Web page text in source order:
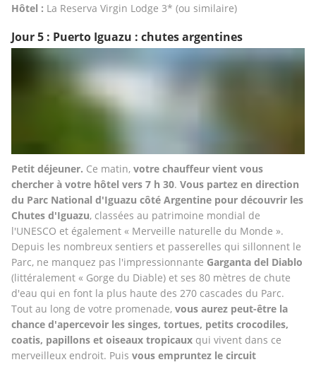
Hôtel : La Reserva Virgin Lodge 3* (ou similaire)
Jour 5 : Puerto Iguazu : chutes argentines
Petit déjeuner. Ce matin, votre chauffeur vient vous
chercher à votre hôtel vers 7 h 30. Vous partez en direction
du Parc National d'Iguazu côté Argentine pour découvrir les
Chutes d'Iguazu, classées au patrimoine mondial de
l'UNESCO et également « Merveille naturelle du Monde ».
Depuis les nombreux sentiers et passerelles qui sillonnent le
Parc, ne manquez pas l'impressionnante Garganta del Diablo
(littéralement « Gorge du Diable) et ses 80 mètres de chute
d'eau qui en font la plus haute des 270 cascades du Parc.
Tout au long de votre promenade, vous aurez peut-être la
chance d'apercevoir les singes, tortues, petits crocodiles,
coatis, papillons et oiseaux tropicaux qui vivent dans ce
merveilleux endroit. Puis vous empruntez le circuit